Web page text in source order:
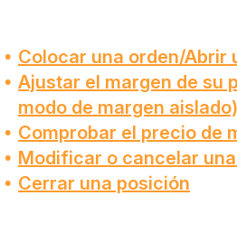
Colocar una orden/Abrir
Ajustar el margen de su
modo de margen aislado)
Comprobar el precio de
Modificar o cancelar
Cerrar una posición